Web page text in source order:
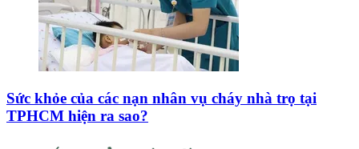
Sức khỏe của các nạn nhân vụ cháy nhà trọ tại
TPHCM hiện ra sao?